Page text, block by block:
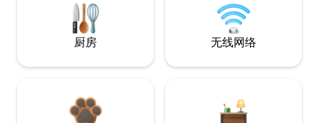
厨房 无线网络